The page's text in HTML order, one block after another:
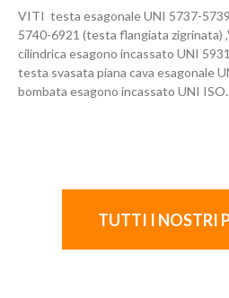
VITI testa esagonale UNI 5737-
5740-6921 (testa flangiata zigrinata)
cilindrica esagono incassato UNI
testa svasata piana cava esagonale
bombata esagono incassato UNI
TUTTI I NOSTRI